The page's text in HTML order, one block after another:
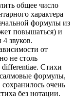
общее число
характера
формулы из
повышаться) и
звуков.
от
не столь
differentiae. Стихи
формулы,
очень
без нотации.